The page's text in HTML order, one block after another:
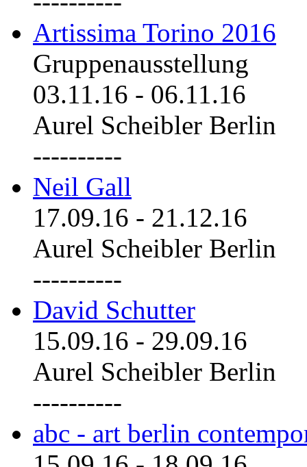
Artissima Torino 2016
Gruppenausstellung
03.11.16 - 06.11.16
Aurel Scheibler Berlin
----------
Neil Gall
17.09.16 - 21.12.16
Aurel Scheibler Berlin
----------
David Schutter
15.09.16 - 29.09.16
Aurel Scheibler Berlin
----------
abc - art berlin